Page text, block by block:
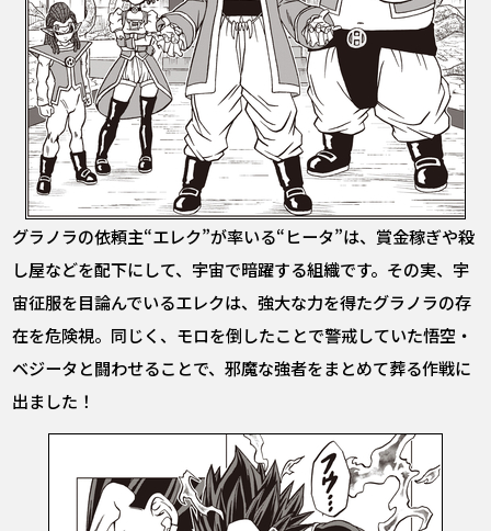
グラノラの依頼主“エレク”が率いる“ヒータ”は、賞金稼ぎや殺
し屋などを配下にして、宇宙で暗躍する組織です。その実、宇
宙征服を目論んでいるエレクは、強大な力を得たグラノラの存
在を危険視。同じく、モロを倒したことで警戒していた悟空・
ベジータと闘わせることで、邪魔な強者をまとめて葬る作戦に
出ました！